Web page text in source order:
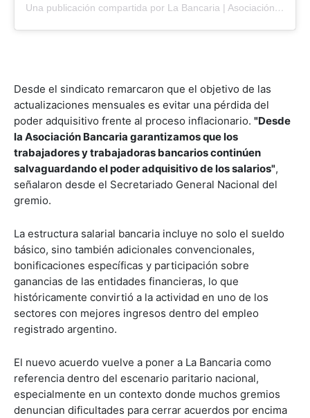
Una publicación compartida por La Bancaria | Asociación Bancaria (@labancariaar)
Desde el sindicato remarcaron que el objetivo de las
actualizaciones mensuales es evitar una pérdida del
poder adquisitivo frente al proceso inflacionario. "Desde
la Asociación Bancaria garantizamos que los
trabajadores y trabajadoras bancarios continúen
salvaguardando el poder adquisitivo de los salarios",
señalaron desde el Secretariado General Nacional del
gremio.
La estructura salarial bancaria incluye no solo el sueldo
básico, sino también adicionales convencionales,
bonificaciones específicas y participación sobre
ganancias de las entidades financieras, lo que
históricamente convirtió a la actividad en uno de los
sectores con mejores ingresos dentro del empleo
registrado argentino.
El nuevo acuerdo vuelve a poner a La Bancaria como
referencia dentro del escenario paritario nacional,
especialmente en un contexto donde muchos gremios
denuncian dificultades para cerrar acuerdos por encima